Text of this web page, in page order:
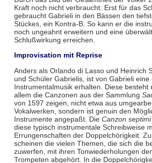
Kraft noch nicht verbraucht: Erst für das
gebraucht Gabrieli in den Bässen den
Stückes, ein Kontra-B. So kann er die
noch ungeahnt erweitern und eine
Schlußwirkung erreichen.
Improvisation mit Reprise
Anders als Orlando di Lasso und Heinrich
und Schüler Gabrielis, ist von Gabrieli
Instrumentalmusik erhalten. Diese besteht
allem die Canzonen aus der Sammlung
von 1597 zeigen, nicht etwa aus
Vokalwerken, sondern ist genuin den
Instrumente angepaßt. Die Canzon
diese typisch instrumentale Schreibweise
Errungenschaften der Doppelchörigkeit.
scheinen die vielen Themen, die sich die
zuwerfen, mit ihren Tonwiederholungen
Trompeten abgehört. In die